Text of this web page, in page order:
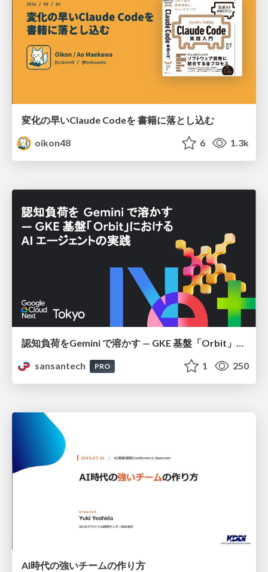
変化の早いClaude Codeを 書籍に落とし込む
oikon48
6 1.3k
sansantech
PRO 1 250
AI時代の強いチームの作り方